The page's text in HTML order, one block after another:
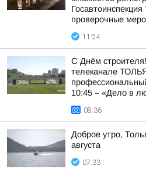
проверочные
11:24
С Днём
телеканале
10:45 – «Дело в
08:36
Доброе утро,
августа
07:33